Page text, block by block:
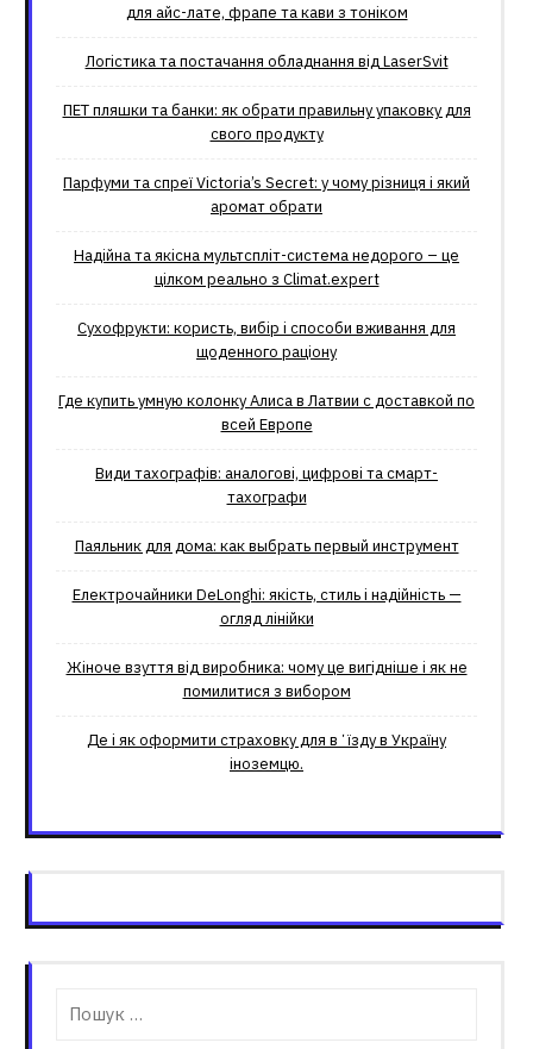
для айс-лате, фрапе та кави з тоніком
Логістика та постачання обладнання від LaserSvit
ПЕТ пляшки та банки: як обрати правильну упаковку для
свого продукту
Парфуми та спреї Victoria’s Secret: у чому різниця і який
аромат обрати
Надійна та якісна мультспліт-система недорого – це
цілком реально з Climat.еxpert
Сухофрукти: користь, вибір і способи вживання для
щоденного раціону
Где купить умную колонку Алиса в Латвии с доставкой по
всей Европе
Види тахографів: аналогові, цифрові та смарт-
тахографи
Паяльник для дома: как выбрать первый инструмент
Електрочайники DeLonghi: якість, стиль і надійність —
огляд лінійки
Жіноче взуття від виробника: чому це вигідніше і як не
помилитися з вибором
Де і як оформити страховку для вʼїзду в Україну
іноземцю.